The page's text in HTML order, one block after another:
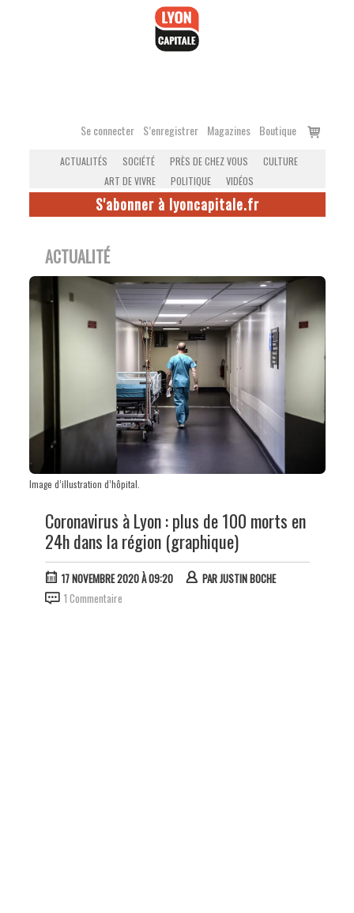
Se connecter S’enregistrer Magazines Boutique
Voir
ACTUALITÉS SOCIÉTÉ PRÈS DE CHEZ VOUS
CULTURE
ART DE VIVRE
POLITIQUE VIDÉOS
S'abonner à lyoncapitale.fr
ACTUALITÉ
Image d’illustration d’hôpital.
Coronavirus à Lyon : plus de 100 morts en
24h dans la région (graphique)
17 NOVEMBRE 2020 À 09:20 PARJUSTIN BOCHE
1 Commentaire